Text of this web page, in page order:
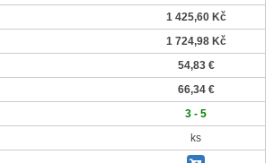
1 425,60 Kč
1 724,98 Kč
54,83 €
66,34 €
3 - 5
ks